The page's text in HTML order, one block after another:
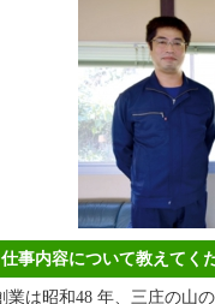
事内容について教えてく
は昭和48 年、三庄の山